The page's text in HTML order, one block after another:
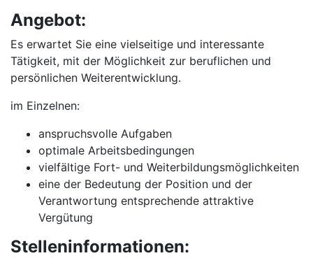
Angebot:
Es erwartet Sie eine vielseitige und interessante
Tätigkeit, mit der Möglichkeit zur beruflichen und
persönlichen Weiterentwicklung.
im Einzelnen:
anspruchsvolle Aufgaben
optimale Arbeitsbedingungen
vielfältige Fort- und Weiterbildungsmöglichkeiten
eine der Bedeutung der Position und der
Verantwortung entsprechende attraktive
Vergütung
Stelleninformationen: